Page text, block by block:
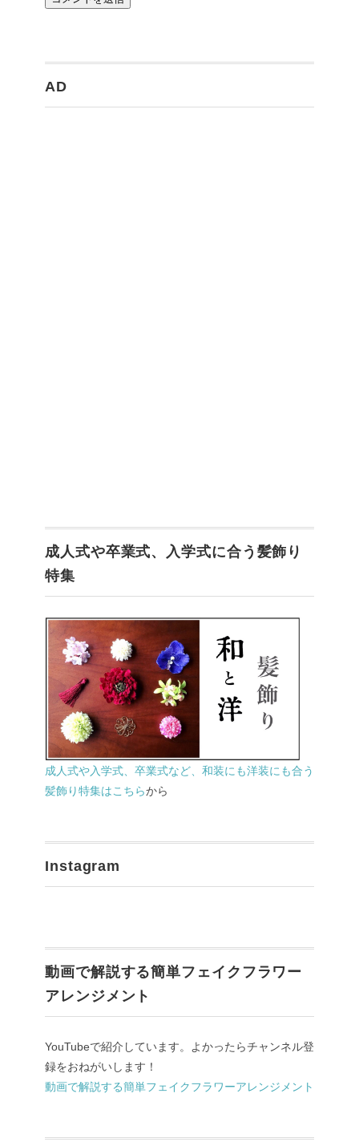
AD
成人式や卒業式、入学式に合う髪飾り
特集
成人式や入学式、卒業式など、和装にも洋装にも合う
髪飾り特集はこちらから
Instagram
動画で解説する簡単フェイクフラワー
アレンジメント
YouTubeで紹介しています。よかったらチャンネル登
録をおねがいします！
動画で解説する簡単フェイクフラワーアレンジメント